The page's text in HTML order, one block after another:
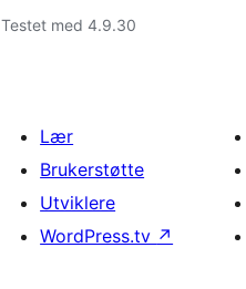
Testet med 4.9.30
Lær
Brukerstøtte
Utviklere
WordPress.tv ↗